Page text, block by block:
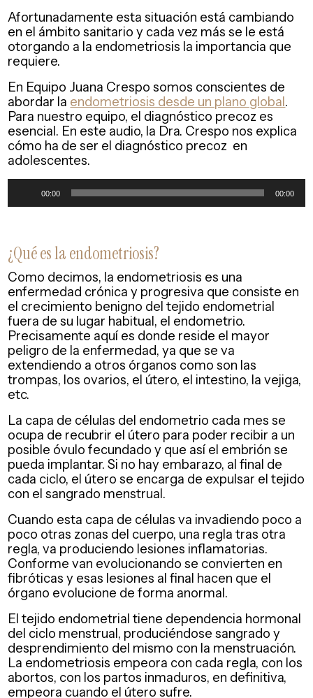
Afortunadamente esta situación está cambiando
en el ámbito sanitario y cada vez más se le está
otorgando a la endometriosis la importancia que
requiere.
En Equipo Juana Crespo somos conscientes de
abordar la endometriosis desde un plano global.
Para nuestro equipo, el diagnóstico precoz es
esencial. En este audio, la Dra. Crespo nos explica
cómo ha de ser el diagnóstico precoz en
adolescentes.
00:00 00:00
¿Qué es la endometriosis?
Como decimos, la endometriosis es una
enfermedad crónica y progresiva que consiste en
el crecimiento benigno del tejido endometrial
fuera de su lugar habitual, el endometrio.
Precisamente aquí es donde reside el mayor
peligro de la enfermedad, ya que se va
extendiendo a otros órganos como son las
trompas, los ovarios, el útero, el intestino, la vejiga,
etc.
La capa de células del endometrio cada mes se
ocupa de recubrir el útero para poder recibir a un
posible óvulo fecundado y que así el embrión se
pueda implantar. Si no hay embarazo, al final de
cada ciclo, el útero se encarga de expulsar el tejido
con el sangrado menstrual.
Cuando esta capa de células va invadiendo poco a
poco otras zonas del cuerpo, una regla tras otra
regla, va produciendo lesiones inflamatorias.
Conforme van evolucionando se convierten en
fibróticas y esas lesiones al final hacen que el
órgano evolucione de forma anormal.
El tejido endometrial tiene dependencia hormonal
del ciclo menstrual, produciéndose sangrado y
desprendimiento del mismo con la menstruación.
La endometriosis empeora con cada regla, con los
abortos, con los partos inmaduros, en definitiva,
empeora cuando el útero sufre.